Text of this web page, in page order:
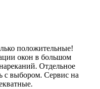
положительные!
окон в большом
Отдельное
с выбором. Сервис на